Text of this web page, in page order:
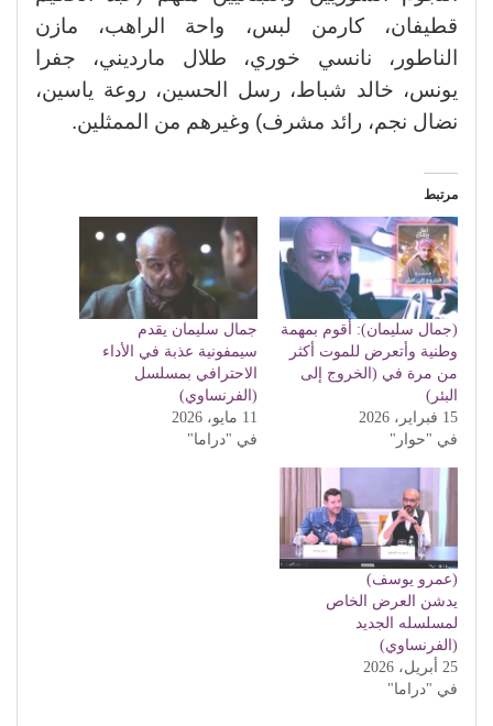
قطيفان، كارمن لبس، واحة الراهب، مازن
الناطور، نانسي خوري، طلال مارديني، جفرا
يونس، خالد شباط، رسل الحسين، روعة ياسين،
نضال نجم، رائد مشرف) وغيرهم من الممثلين.
مرتبط
(جمال سليمان): أقوم بمهمة
وطنية وأتعرض للموت أكثر
من مرة في (الخروج إلى
البئر)
15 فبراير، 2026
في "حوار"
جمال سليمان يقدم
سيمفونية عذبة في الأداء
الاحترافي بمسلسل
(الفرنساوي)
11 مايو، 2026
في "دراما"
(عمرو يوسف)
يدشن العرض الخاص
لمسلسله الجديد
(الفرنساوي)
25 أبريل، 2026
في "دراما"